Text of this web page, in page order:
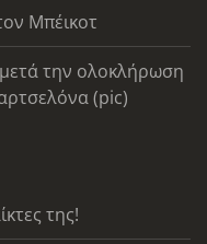
Μπέικοτ
μετά την ολοκλήρωση
(pic)
της!